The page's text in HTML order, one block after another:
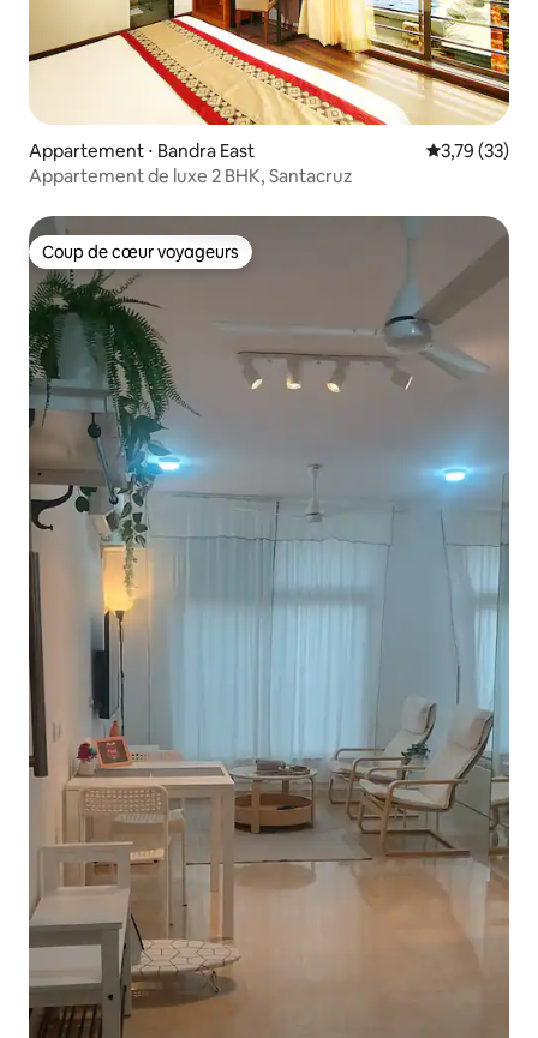
Appartement ⋅ Bandra East Évaluation
3,79 (33)
Appartement de luxe 2 BHK, Santacruz
Coup de cœur voyageurs
Coup de cœur voyageurs